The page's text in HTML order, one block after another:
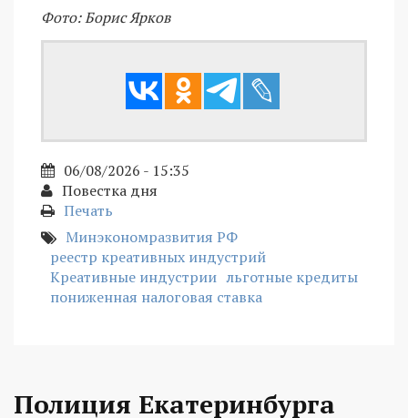
Фото: Борис Ярков
06/08/2026 - 15:35
Повестка дня
Печать
Минэкономразвития РФ
реестр креативных индустрий
Креативные индустрии льготные кредиты
пониженная налоговая ставка
Полиция Екатеринбурга